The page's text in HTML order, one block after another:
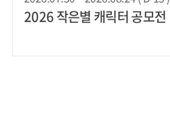
2026 작은별 캐릭터 공모전